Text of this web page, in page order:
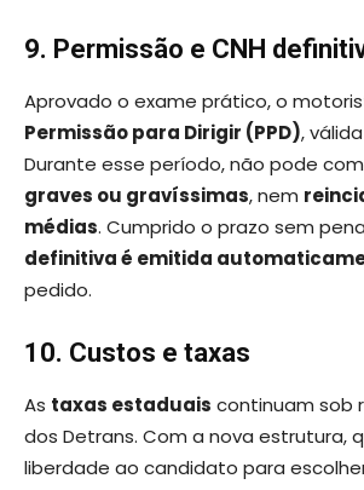
9. Permissão e CNH
Aprovado o exame prático, o
Permissão para Dirigir (PPD),
Durante esse período, não pode
graves ou gravíssimas, nem
médias. Cumprido o prazo sem
definitiva é emitida
pedido.
10. Custos e taxas
As taxas estaduais continuam sob
dos Detrans. Com a nova estrutura,
liberdade ao candidato para